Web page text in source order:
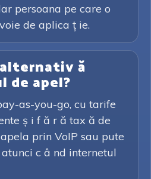
persoana pe care o
de aplica ț ie.
ă
de apel?
as-you-go, cu tarife
ș i f ă r ă tax ă de
prin VoIP sau pute
c â nd internetul